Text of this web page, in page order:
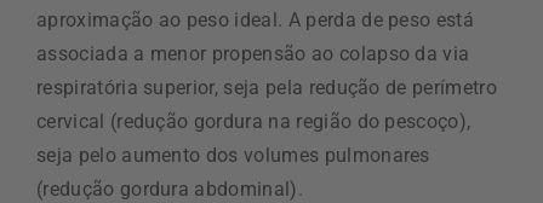
aproximação ao peso ideal. A perda de peso está
associada a menor propensão ao colapso da via
respiratória superior, seja pela redução de perímetro
cervical (redução gordura na região do pescoço),
seja pelo aumento dos volumes pulmonares
(redução gordura abdominal).